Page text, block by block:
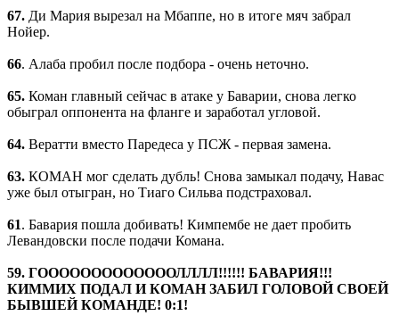
67. Ди Мария вырезал на Мбаппе, но в итоге мяч забрал
Нойер.
66. Алаба пробил после подбора - очень неточно.
65. Коман главный сейчас в атаке у Баварии, снова легко
обыграл оппонента на фланге и заработал угловой.
64. Вератти вместо Паредеса у ПСЖ - первая замена.
63. КОМАН мог сделать дубль! Снова замыкал подачу, Навас
уже был отыгран, но Тиаго Сильва подстраховал.
61. Бавария пошла добивать! Кимпембе не дает пробить
Левандовски после подачи Комана.
59. ГОООООООООООООЛЛЛЛ!!!!!! БАВАРИЯ!!!
КИММИХ ПОДАЛ И КОМАН ЗАБИЛ ГОЛОВОЙ СВОЕЙ
БЫВШЕЙ КОМАНДЕ! 0:1!